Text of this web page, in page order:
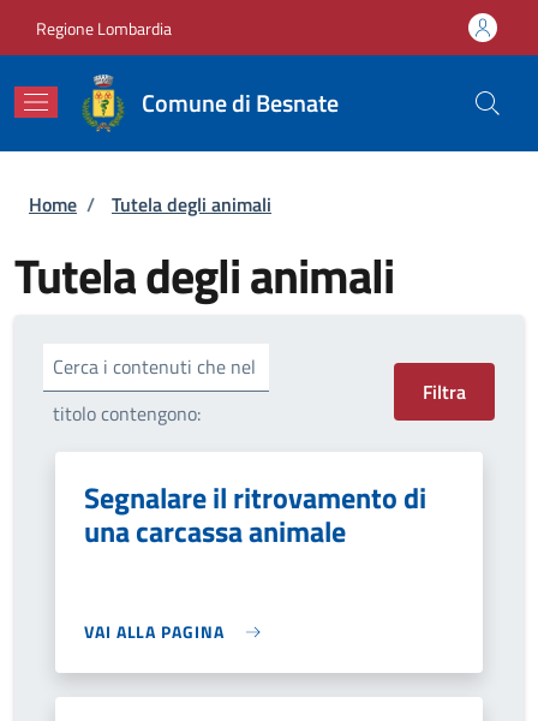
Regione Lombardia
Comune di Besnate
Briciole di pane
Home / Tutela degli animali
Tutela degli animali
Cerca i contenuti che nel
titolo contengono:
Segnalare il ritrovamento di
una carcassa animale
VAI ALLA PAGINA